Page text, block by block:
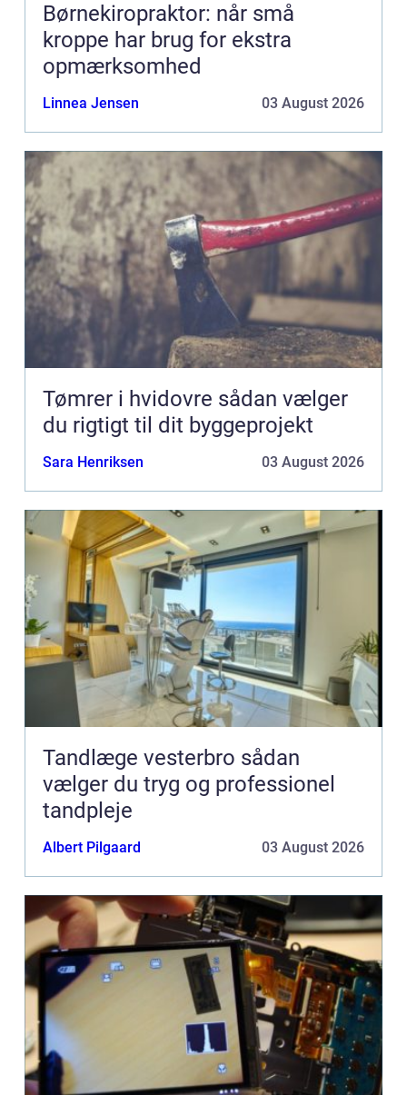
Børnekiropraktor: når små
kroppe har brug for ekstra
opmærksomhed
Linnea Jensen 03 August 2026
Tømrer i hvidovre sådan vælger
du rigtigt til dit byggeprojekt
Sara Henriksen 03 August 2026
Tandlæge vesterbro sådan
vælger du tryg og professionel
tandpleje
Albert Pilgaard 03 August 2026